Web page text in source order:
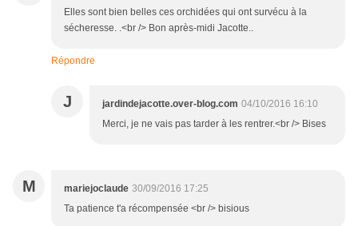
Elles sont bien belles ces orchidées qui ont survécu à la
sécheresse. .<br /> Bon après-midi Jacotte..
Répondre
J jardindejacotte.over-blog.com 04/10/2016 16:10
Merci, je ne vais pas tarder à les rentrer.<br /> Bises
M mariejoclaude 30/09/2016 17:25
Ta patience t'a récompensée <br /> bisious